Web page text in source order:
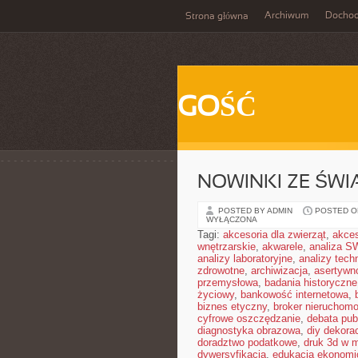
Strona główna Archiwum
GOŚĆ
NOWINKI ZE
POSTED BY ADMIN POSTED
WYŁĄCZONA
Tagi: akcesoria dla zwierząt,
wnętrzarskie, akwarele, analiza
analizy laboratoryjne, analizy
zdrowotne, archiwizacja,
przemysłowa, badania historyczne
życiowy, bankowość internetowa,
biznes etyczny, broker
cyfrowe oszczędzanie, debata
diagnostyka obrazowa, diy
doradztwo podatkowe, druk 3d w
dywersyfikacja, edukacja